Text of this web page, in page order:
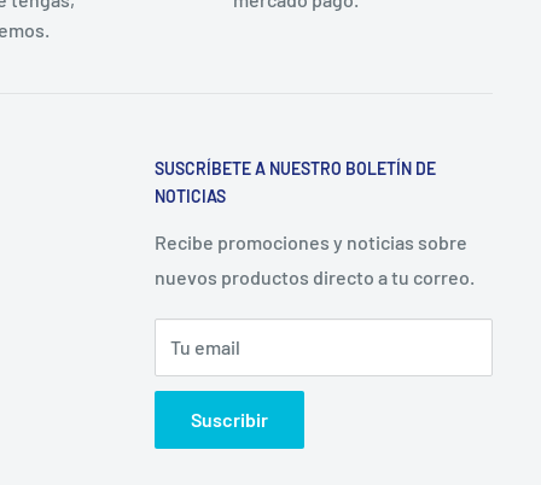
SUSCRÍBETE A NUESTRO BOLETÍN DE
NOTICIAS
Recibe promociones y noticias sobre
nuevos productos directo a tu correo.
Tu email
Suscribir